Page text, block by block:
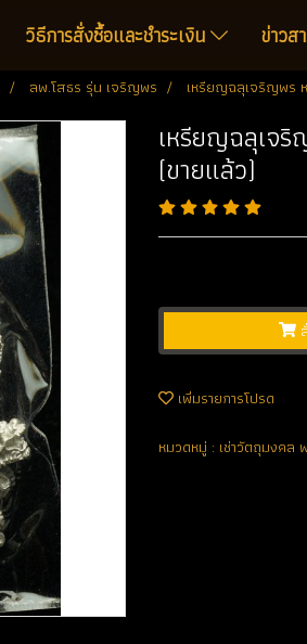
วิธีการสั่งซื้อและชำระเงิน ข่าวส
ลพ.โสธร รุ่น เจริญพร เหรียญฉลุเจริญพร
เหรียญฉลุเจ
(ขายแล้ว)
เพิ่มรายการโปรด
หมวดหมู่ : เช่าวัตถุมงคล